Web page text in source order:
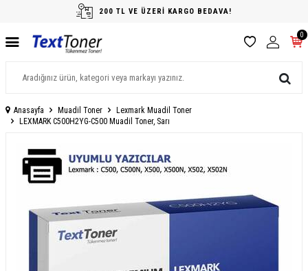
200 TL VE ÜZERİ KARGO BEDAVA!
0
Anasayfa Muadil Toner
Lexmark Muadil Toner
LEXMARK C500H2YG-C500 Muadil Toner, Sarı